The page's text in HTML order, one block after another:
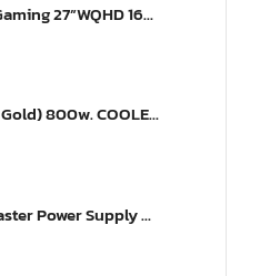
Monitor Gaming 27”WQHD 165Hz ultra-IPS Monitor(US) (CMI-GP27-FQS-US)
PSU (80+ Gold) 800w. COOLER MASTER G800 (MPW-8001-ACAAG)
Cooler Master Power Supply V SFX 750Watt Fully Modular A/EU Cable Gold